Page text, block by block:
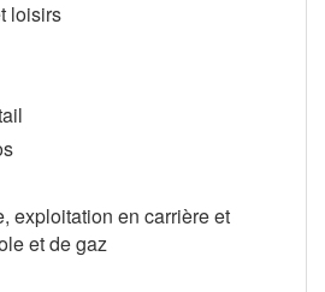
loisirs
exploitation en carrière et
et de gaz